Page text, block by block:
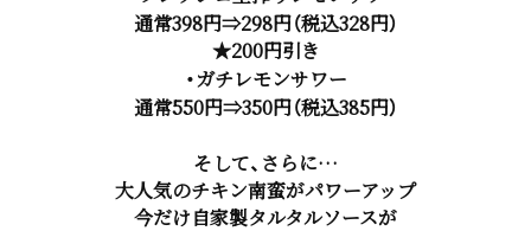
通常398円⇒298円（税込328円）
★200円引き
・ガチレモンサワー
通常550円⇒350円（税込385円）
そして、さらに…
大人気のチキン南蛮がパワーアップ
今だけ自家製タルタルソースが